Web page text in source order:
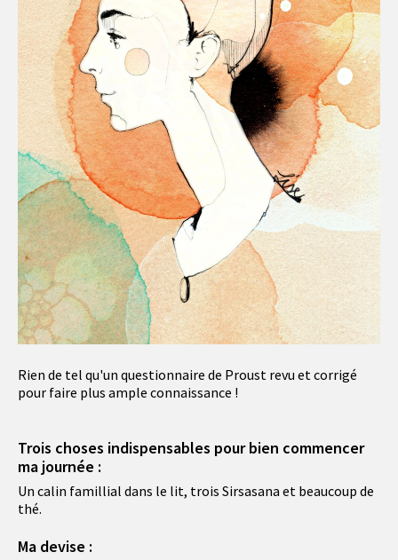
Rien de tel qu'un questionnaire de Proust revu et corrigé
pour faire plus ample connaissance !
Trois choses indispensables pour bien commencer
ma journée :
Un calin famillial dans le lit, trois Sirsasana et beaucoup de
thé.
Ma devise :